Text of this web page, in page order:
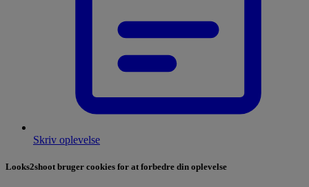
Skriv oplevelse
Looks2shoot bruger cookies for at forbedre din oplevelse